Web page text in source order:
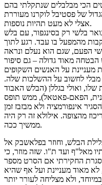
הכי מבלבלים שנתקלתי בהם
של פסטיבל לוקרנו מעוררת
אצלי לא מעט תהיות נוספות.
בלשי רק בסינגפור, עם בלש
מהמפעל בו עבד. רגע לתוך
הפעם, שגם הוא נעלם ונראה
מאוד גדולה – גם סיפור
מעניינת על האנשים השקופים
לחשוב על ההשלכות שלה.
ואולי בגללן (הבלש האבוד
הפאם-פאטאל), ממש תופס
אינפורמציה ולא מבזבז זמן
מהצופה. אילולא זה רק היה
ממשיך ככה.
את עלילת הבלש, וחוזר בפלאשבק אל
מאל"ף ועד ת"ו. שזה מוזר, כי
החקירתי אם הסרט מספר
לא מאוד מעניינת ועל אף שהיא
ולא מצליחה לעורר יותר